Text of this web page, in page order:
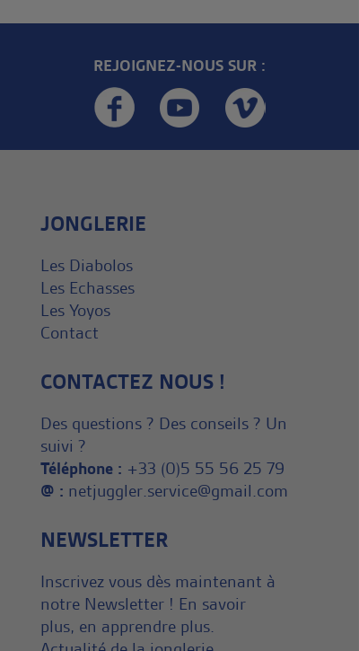
REJOIGNEZ-NOUS SUR :
JONGLERIE
Les Diabolos
Les Echasses
Les Yoyos
Contact
CONTACTEZ NOUS !
Des questions ? Des conseils ? Un
suivi ?
Téléphone : +33 (0)5 55 56 25 79
@ : netjuggler.service@gmail.com
NEWSLETTER
Inscrivez vous dès maintenant à
notre Newsletter ! En savoir
plus, en apprendre plus.